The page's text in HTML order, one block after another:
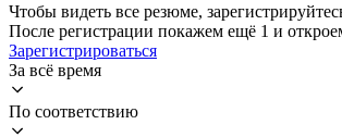
Чтобы видеть все резюме,
После регистрации покажем ещё 1 и
Зарегистрироваться
За всё время
По соответствию